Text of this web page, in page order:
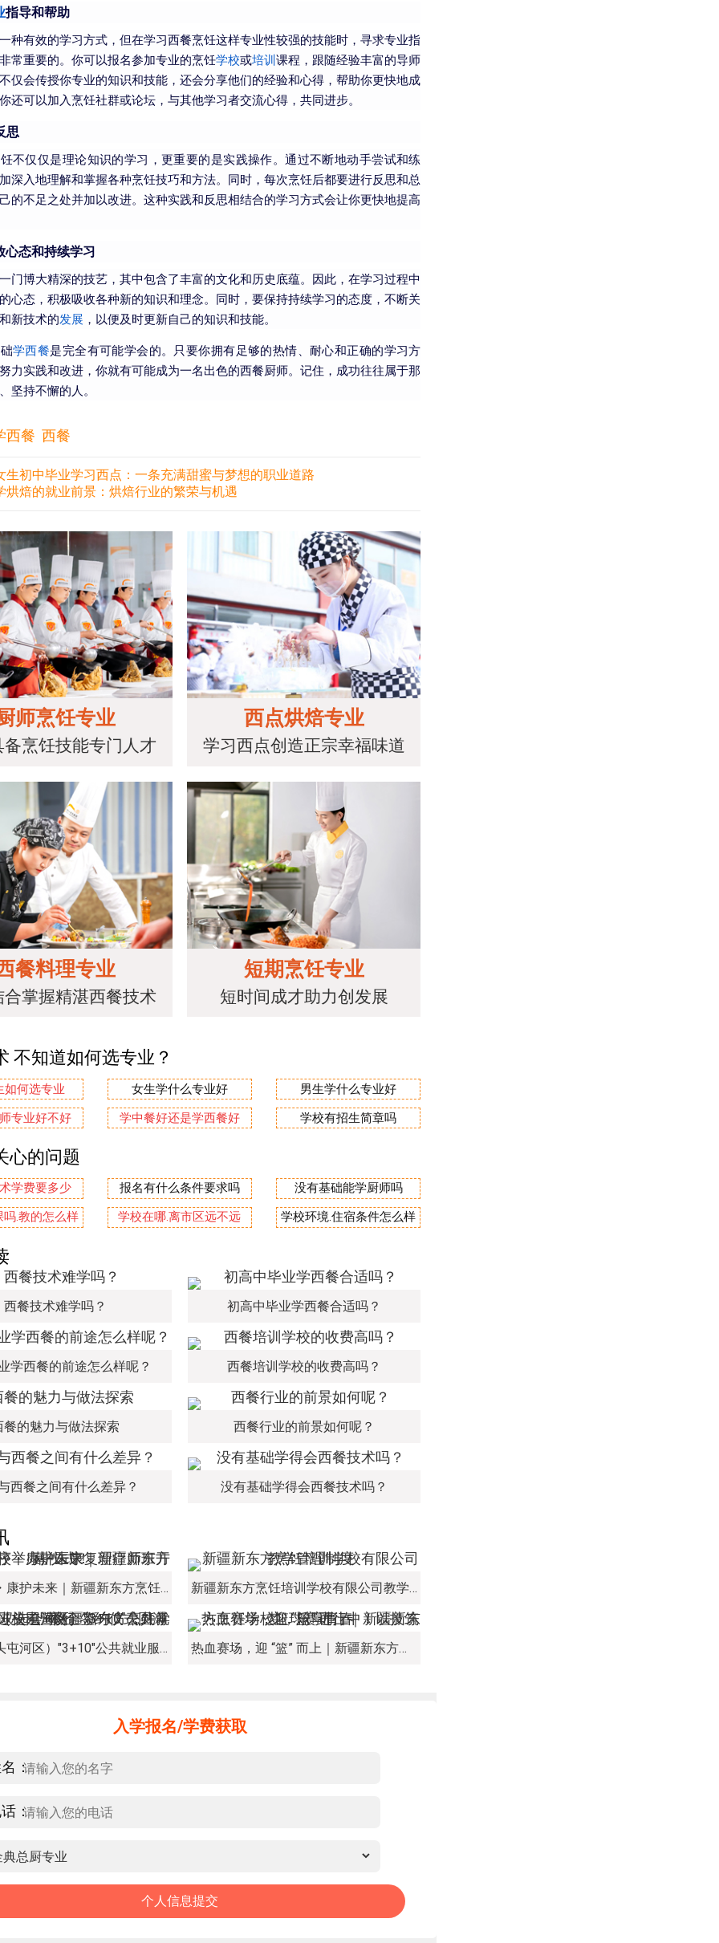
指导和帮助
种有效的学习方式，但在学习西餐烹饪这样专业性较强的技能时，寻求专业指
常重要的。你可以报名参加专业的烹饪学校或培训课程，跟随经验丰富的导师
仅会传授你专业的知识和技能，还会分享他们的经验和心得，帮助你更快地成
还可以加入烹饪社群或论坛，与其他学习者交流心得，共同进步。
思
不仅仅是理论知识的学习，更重要的是实践操作。通过不断地动手尝试和练
深入地理解和掌握各种烹饪技巧和方法。同时，每次烹饪后都要进行反思和总
的不足之处并加以改进。这种实践和反思相结合的学习方式会让你更快地提高
心态和持续学习
门博大精深的技艺，其中包含了丰富的文化和历史底蕴。因此，在学习过程中
心态，积极吸收各种新的知识和理念。同时，要保持持续学习的态度，不断关
新技术的发展 ，以便及时更新自己的知识和技能。
学西餐是完全有可能学会的。只要你拥有足够的热情、耐心和正确的学习方
力实践和改进，你就有可能成为一名出色的西餐厨师。记住，成功往往属于那
坚持不懈的人。
西餐 西餐
生初中毕业学习西点：一条充满甜蜜与梦想的职业道路
烘焙的就业前景：烘焙行业的繁荣与机遇
师烹饪专业
备烹饪技能专门人才
西点烘焙专业
学习西点创造正宗幸福味道
餐料理专业
合掌握精湛西餐技术
短期烹饪专业
短时间成才助力创发展
不知道如何选专业？
如何选专业 女生学什么专业好 男生学什么专业好
专业好不好 学中餐好还是学西餐好 学校有招生简章吗
心的问题
学费要多少 报名有什么条件要求吗 没有基础能学厨师吗
.教的怎么样 学校在哪.离市区远不远 学校环境.住宿条件怎么样
西餐技术难学吗？ 初高中毕业学西餐合适吗？
学西餐的前途怎么样呢？ 西餐培训学校的收费高吗？
餐的魅力与做法探索 西餐行业的前景如何呢？
西餐之间有什么差异？ 没有基础学得会西餐技术吗？
新程启序・康护未来｜新疆新东方烹饪学校举办中医康复理疗师班开幕仪式！ 新疆新东方烹饪培训学校有限公司教学管理制度
经开区（头屯河区）"3+10"公共就业服务进校园暨新疆新东方烹饪学校人才双选会+校企签约仪式圆满举行 热血赛场，迎 “篮” 而上｜新疆新东方烹饪学校篮球赛进行中！以技筑梦，乐享青春
入学报名/学费获取
：
：